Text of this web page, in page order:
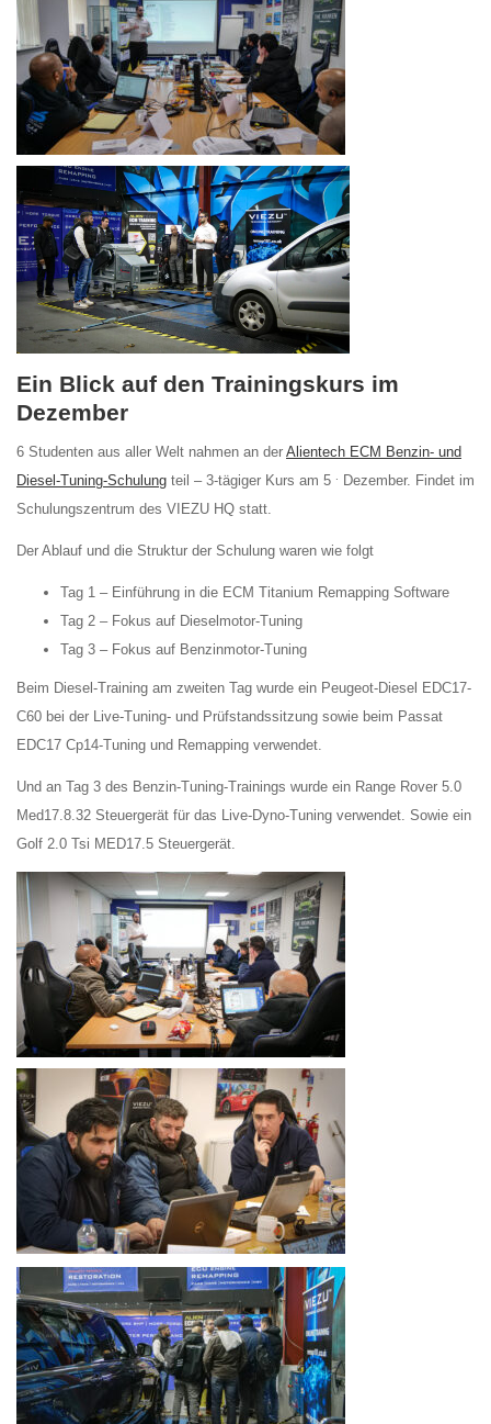
Ein Blick auf den Trainingskurs im
Dezember
6 Studenten aus aller Welt nahmen an der Alientech ECM Benzin- und
Diesel-Tuning-Schulung teil – 3-tägiger Kurs am 5
Dezember. Findet im
Schulungszentrum des VIEZU HQ statt.
Der Ablauf und die Struktur der Schulung waren wie folgt
Tag 1 – Einführung in die ECM Titanium Remapping Software
Tag 2 – Fokus auf Dieselmotor-Tuning
Tag 3 – Fokus auf Benzinmotor-Tuning
Beim Diesel-Training am zweiten Tag wurde ein Peugeot-Diesel EDC17-
C60 bei der Live-Tuning- und Prüfstandssitzung sowie beim Passat
EDC17 Cp14-Tuning und Remapping verwendet.
Und an Tag 3 des Benzin-Tuning-Trainings wurde ein Range Rover 5.0
Med17.8.32 Steuergerät für das Live-Dyno-Tuning verwendet. Sowie ein
Golf 2.0 Tsi MED17.5 Steuergerät.